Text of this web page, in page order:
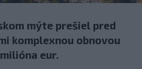
mýte prešiel pred
komplexnou obnovou
eur.